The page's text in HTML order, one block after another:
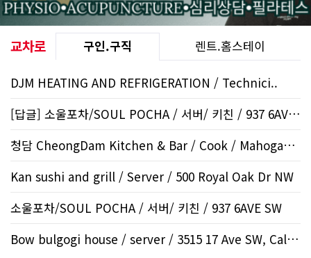
교차로 구인.구직 렌트.홈스테이
DJM HEATING AND REFRIGERATION / Technici..
[답글] 소울포차/SOUL POCHA / 서버/ 키친 / 937 6AVE..
청담 CheongDam Kitchen & Bar / Cook / Mahogany SE
Kan sushi and grill / Server / 500 Royal Oak Dr NW
소울포차/SOUL POCHA / 서버/ 키친 / 937 6AVE SW
Bow bulgogi house / server / 3515 17 Ave SW, Calgar..